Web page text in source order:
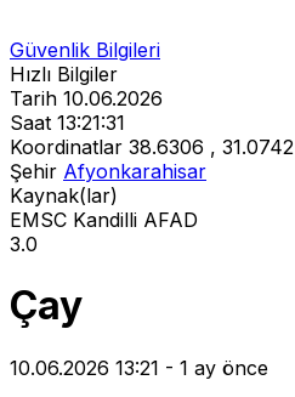
Güvenlik Bilgileri
Hızlı Bilgiler
Tarih 10.06.2026
Saat 13:21:31
Koordinatlar 38.6306 , 31.0742
Şehir Afyonkarahisar
Kaynak(lar)
EMSC Kandilli AFAD
3.0
Çay
10.06.2026 13:21 - 1 ay önce